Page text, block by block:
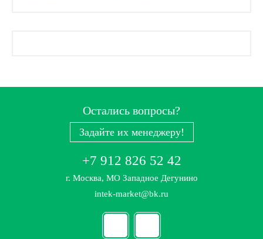
Остались вопросы?
Задайте их менеджеру!
+7 912 826 52 42
г. Москва, МО Западное Дегунино
intek-market@bk.ru